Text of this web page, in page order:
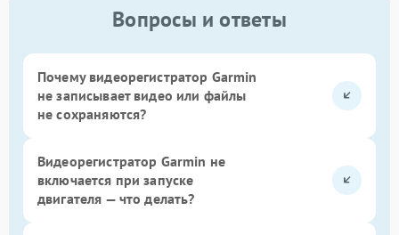
Вопросы и ответы
Почему видеорегистратор Garmin
не записывает видео или файлы
не сохраняются?
Видеорегистратор Garmin не
включается при запуске
двигателя — что делать?